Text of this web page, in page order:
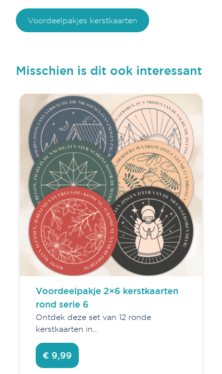
Voordeelpakjes kerstkaarten
Misschien is dit ook interessant
Voordeelpakje 2×6 kerstkaarten
rond serie 6
Ontdek deze set van 12 ronde
kerstkaarten in…
€ 9,99